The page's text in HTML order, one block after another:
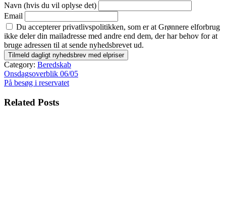
Navn (hvis du vil oplyse det)
Email
Du accepterer privatlivspolitikken, som er at Grønnere elforbrug
ikke deler din mailadresse med andre end dem, der har behov for at
bruge adressen til at sende nyhedsbrevet ud.
Category: Beredskab
Indlægsnavigation
Onsdagsoverblik 06/05
På besøg i reservatet
Related Posts